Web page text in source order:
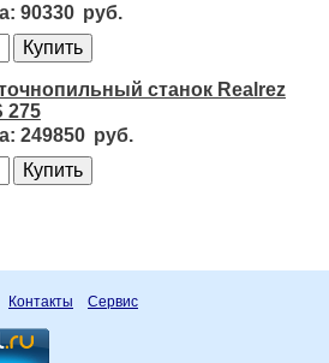
90330
станок Realrez
275
249850
Контакты Сервис